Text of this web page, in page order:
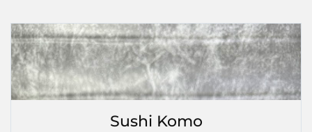
Sushi Komo